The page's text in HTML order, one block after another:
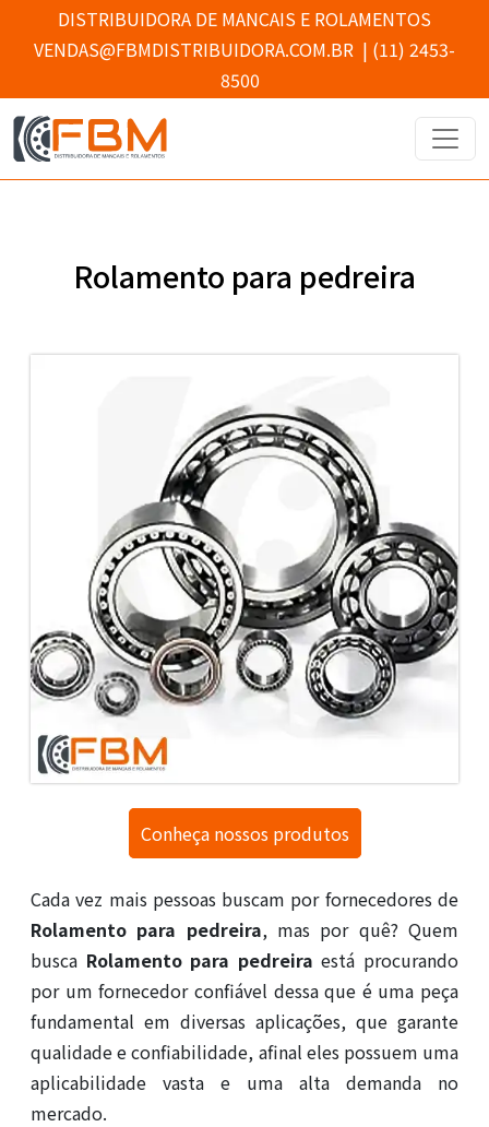
DISTRIBUIDORA DE MANCAIS E ROLAMENTOS
VENDAS@FBMDISTRIBUIDORA.COM.BR | (11) 2453-
8500
Rolamento para pedreira
Cada vez mais pessoas buscam por fornecedores de
Rolamento para pedreira, mas por quê? Quem
busca Rolamento para pedreira está procurando
por um fornecedor confiável dessa que é uma peça
fundamental em diversas aplicações, que garante
qualidade e confiabilidade, afinal eles possuem uma
aplicabilidade vasta e uma alta demanda no
mercado.
Conheça nossos produtos